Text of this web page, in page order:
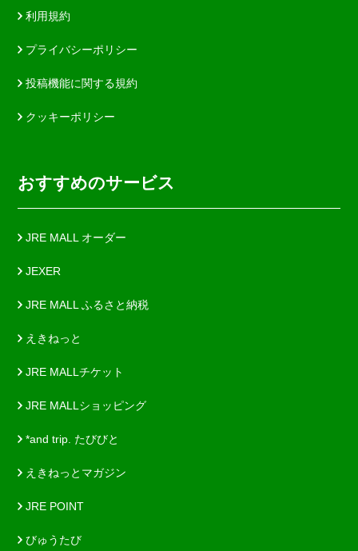
利用規約
プライバシーポリシー
投稿機能に関する規約
クッキーポリシー
おすすめのサービス
JRE MALL オーダー
JEXER
JRE MALL ふるさと納税
えきねっと
JRE MALLチケット
JRE MALLショッピング
*and trip. たびびと
えきねっとマガジン
JRE POINT
びゅうたび